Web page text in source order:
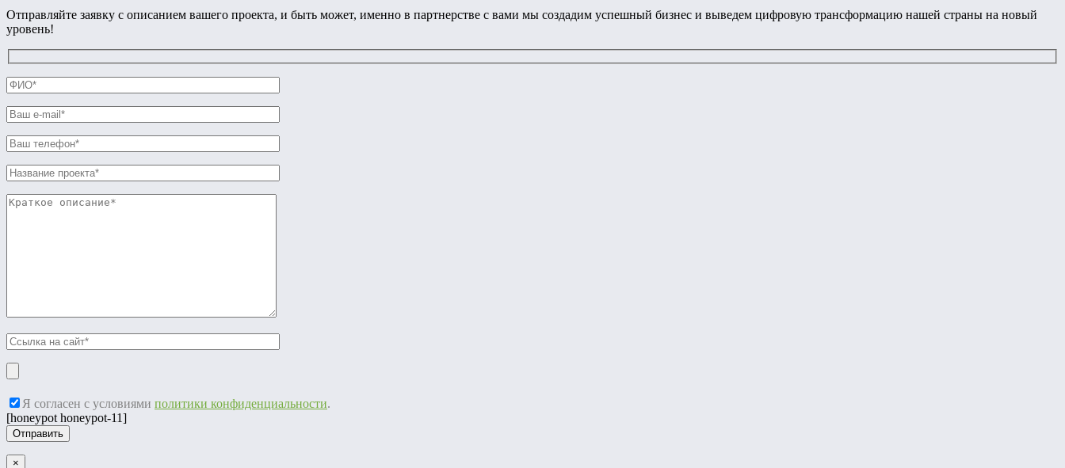
Отправляйте заявку с описанием вашего проекта, и быть может, именно в партнерстве с вами мы создадим успешный бизнес и выведем цифровую трансформацию нашей страны на новый
уровень!
Я согласен с условиями политики конфиденциальности.
[honeypot honeypot-11]
×